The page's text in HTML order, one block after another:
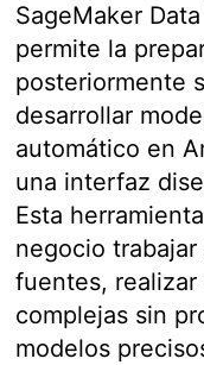
SageMaker
permite la
posteriormente
desarrollar
automático en
una interfaz
Esta
negocio
fuentes,
complejas sin
modelos